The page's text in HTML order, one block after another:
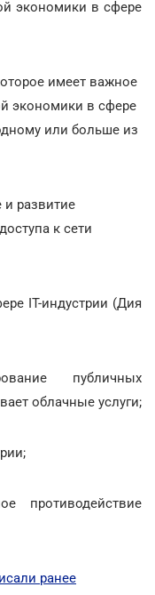
экономики в сфере
имеет важное
экономики в сфере
или больше из
и развитие
к сети
ІТ-индустрии (Дия
публичных
облачные услуги;
противодействие
ранее